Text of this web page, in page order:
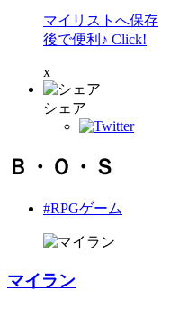
マイリストへ保存
後で便利♪ Click!
x
シェア
Ｂ・Ｏ・Ｓ
#RPGゲーム
マイラン